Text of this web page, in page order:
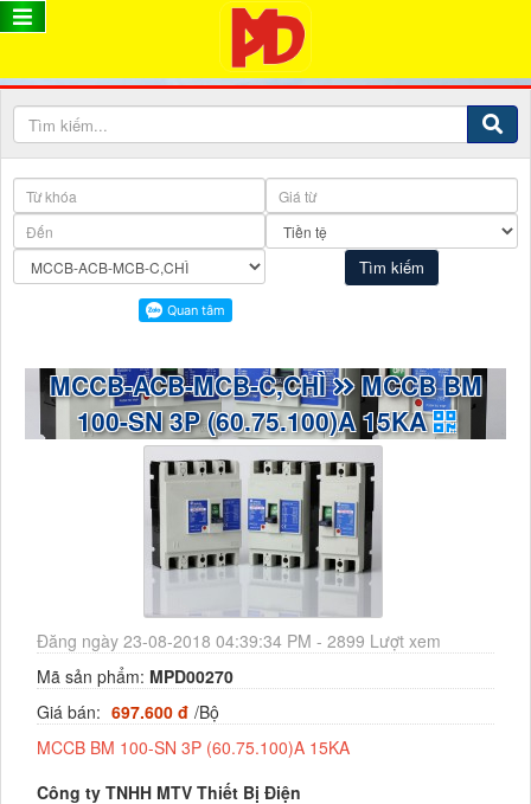
MCCB-ACB-MCB-C,CHÌ MCCB BM
100-SN 3P (60.75.100)A 15KA
Đăng ngày 23-08-2018 04:39:34 PM - 2899 Lượt xem
Mã sản phẩm: MPD00270
Giá bán: 697.600 đ /Bộ
MCCB BM 100-SN 3P (60.75.100)A 15KA
Công ty TNHH MTV Thiết Bị Điện